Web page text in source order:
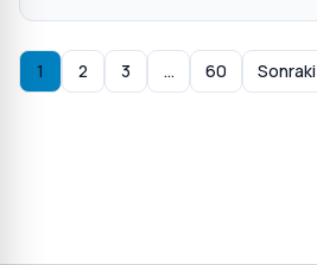
1 2 3 … 60 Sonraki